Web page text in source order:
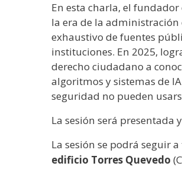
En esta charla, el
la era de la administración
exhaustivo de fuentes
instituciones. En 2025,
derecho ciudadano a
algoritmos y sistemas de
seguridad no pueden
La sesión será presentada
La sesión se podrá seguir
edificio Torres Quevedo